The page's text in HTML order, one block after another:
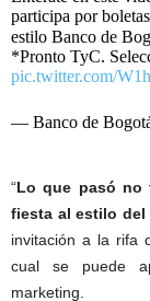
participa por
estilo Banco de
*Pronto TyC.
pic.twitter.com/
— Banco de
“Lo que pasó no
fiesta al estilo del
invitación a la rifa
cual se puede
marketing.